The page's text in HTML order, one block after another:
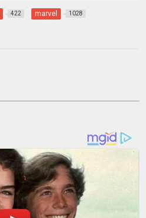
422 marvel 1028